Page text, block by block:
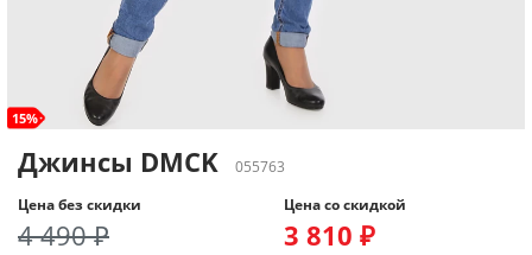
15%
Джинсы DMCK
055763
Цена без скидки
4 490 ₽
Цена со скидкой
3 810 ₽